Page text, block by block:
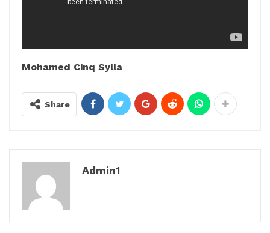
Mohamed Cinq Sylla
Share
Admin1